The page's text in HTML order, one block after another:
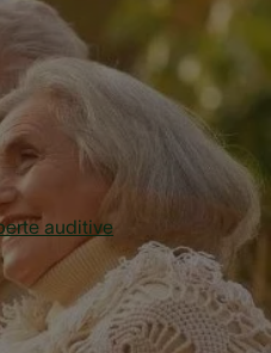
présentent une déficience
la perte auditive liée à
aussi appelée surdité due à
auditive qui survient en
la plus courante de la perte
« surdité de perception ».
présentes dans l’oreille
sont endommagées. Dans la